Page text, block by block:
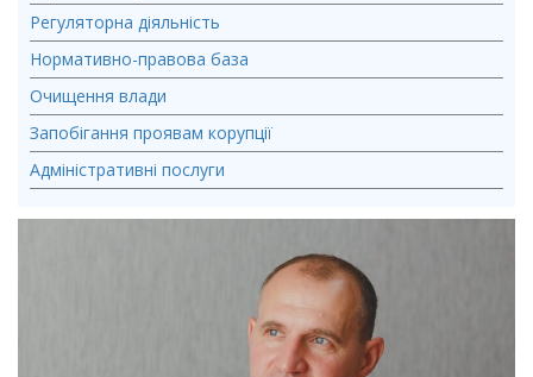
Регуляторна діяльність
Нормативно-правова база
Очищення влади
Запобігання проявам корупції
Адміністративні послуги